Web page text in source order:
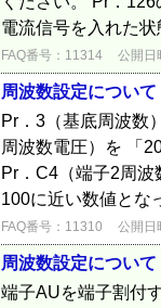
電流信号を入れた
FAQ番号：11314 公開日
周波数設定について
Pr．3（基底周波数
周波数電圧）を 「
Pr．C4（端子2周
100に近い数値とな
FAQ番号：11310 公開日
周波数設定について
端子AUを端子割付